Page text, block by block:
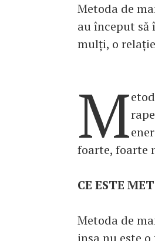
Metoda de
au început să
mulți, o
M
foarte, foarte
CE ESTE
Metoda de
insa nu este